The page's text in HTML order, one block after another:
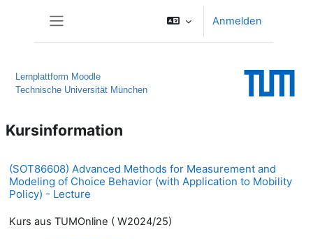
Anmelden
Lernplattform Moodle
Technische Universität München
Kursinformation
(SOT86608) Advanced Methods for Measurement and
Modeling of Choice Behavior (with Application to Mobility
Policy) - Lecture
Kurs aus TUMOnline ( W2024/25)